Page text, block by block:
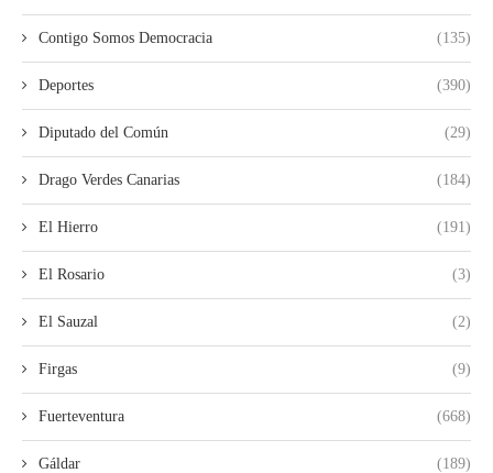
Contigo Somos Democracia (135)
Deportes (390)
Diputado del Común (29)
Drago Verdes Canarias (184)
El Hierro (191)
El Rosario (3)
El Sauzal (2)
Firgas (9)
Fuerteventura (668)
Gáldar (189)